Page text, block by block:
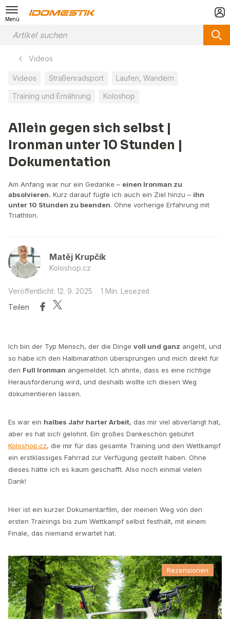
Menü
Videos
Videos Straßenradsport Laufen, Wandern
Training und Ernährung Koloshop
Allein gegen sich selbst |
Ironman unter 10 Stunden |
Dokumentation
Am Anfang war nur ein Gedanke – einen Ironman zu
absolvieren. Kurz darauf fügte ich auch ein Ziel hinzu – ihn
unter 10 Stunden zu beenden. Ohne vorherige Erfahrung mit
Triathlon.
Matěj Krupčík
Koloshop.cz
Veröffentlicht: 12. 9. 2025
1 Min. Lesezeit
Teilen
Ich bin der Typ Mensch, der die Dinge voll und ganz angeht, und
so habe ich den Halbmarathon übersprungen und mich direkt für
den Full Ironman angemeldet. Ich ahnte, dass es eine richtige
Herausforderung wird, und deshalb wollte ich diesen Weg
dokumentieren lassen.
Es war ein halbes Jahr harter Arbeit, das mir viel abverlangt hat,
aber es hat sich gelohnt. Ein großes Dankeschön gebührt
Koloshop.cz, die mir für das gesamte Training und den Wettkampf
ein erstklassiges Fahrrad zur Verfügung gestellt haben. Ohne
dieses hätte ich es kaum geschafft. Also noch einmal vielen
Dank!
Hier ist ein kurzer Dokumentarfilm, der meinen Weg von den
ersten Trainings bis zum Wettkampf selbst festhält, mit einem
Finale, das niemand erwartet hat.
Rezensionen